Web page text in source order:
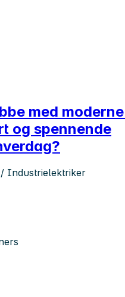
med
og spennende
Industrielektriker